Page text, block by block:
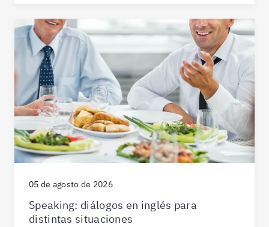
05 de agosto de 2026
Speaking: diálogos en inglés para
distintas situaciones